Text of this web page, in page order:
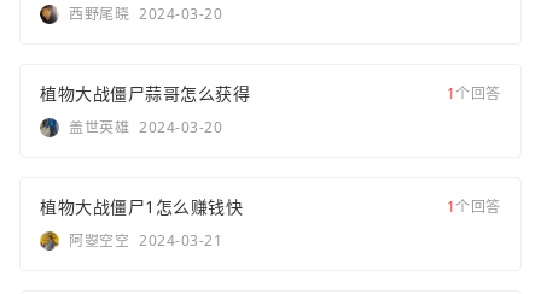
西野尾晓 2024-03-20
植物大战僵尸蒜哥怎么获得 1个回答
盖世英雄 2024-03-20
植物大战僵尸1怎么赚钱快 1个回答
阿曌空空 2024-03-21